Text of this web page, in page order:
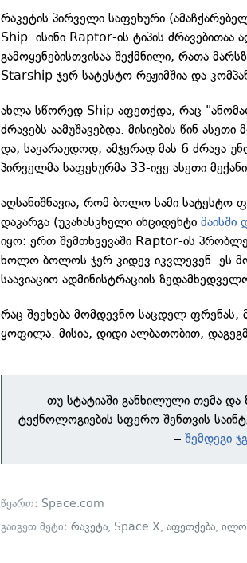
რაკეტის პირველი საფეხური
Ship. ისინი Raptor-ის ტიპის
გამოყენებისთვისაა შექმნილი, რათა
Starship ჯერ სატესტო რეჟიმშია და
ახლა სწორედ Ship აფეთქდა, რაც
ძრავებს აამუშავებდა. მისიების წინ
და, სავარაუდოდ, ამჯერად მას 6 ძრავა
პირველმა საფეხურმა 33-ივე ასეთი
აღსანიშნავია, რომ ბოლო სამი სატესტო
დაკარგა (უკანასკნელი ინციდენტიმაისში
იყო: ერთ შემთხვევაში Raptor-ის
ხოლო ბოლოს ჯერ კიდევ იკვლევენ. ეს
საავიაციო ადმინისტრაციის
რაც შეეხება მომდევნო საცდელ ფრენას,
ყოფილა. მისია, დიდი ალბათობით,
თუ სტატიაში განხილული თემა და
ტექნოლოგიების სფერო შენთვის
–შემდეგი
წყარო: Space.com
გაიგეთ მეტი:რაკეტა, Space X,აფეთქება,